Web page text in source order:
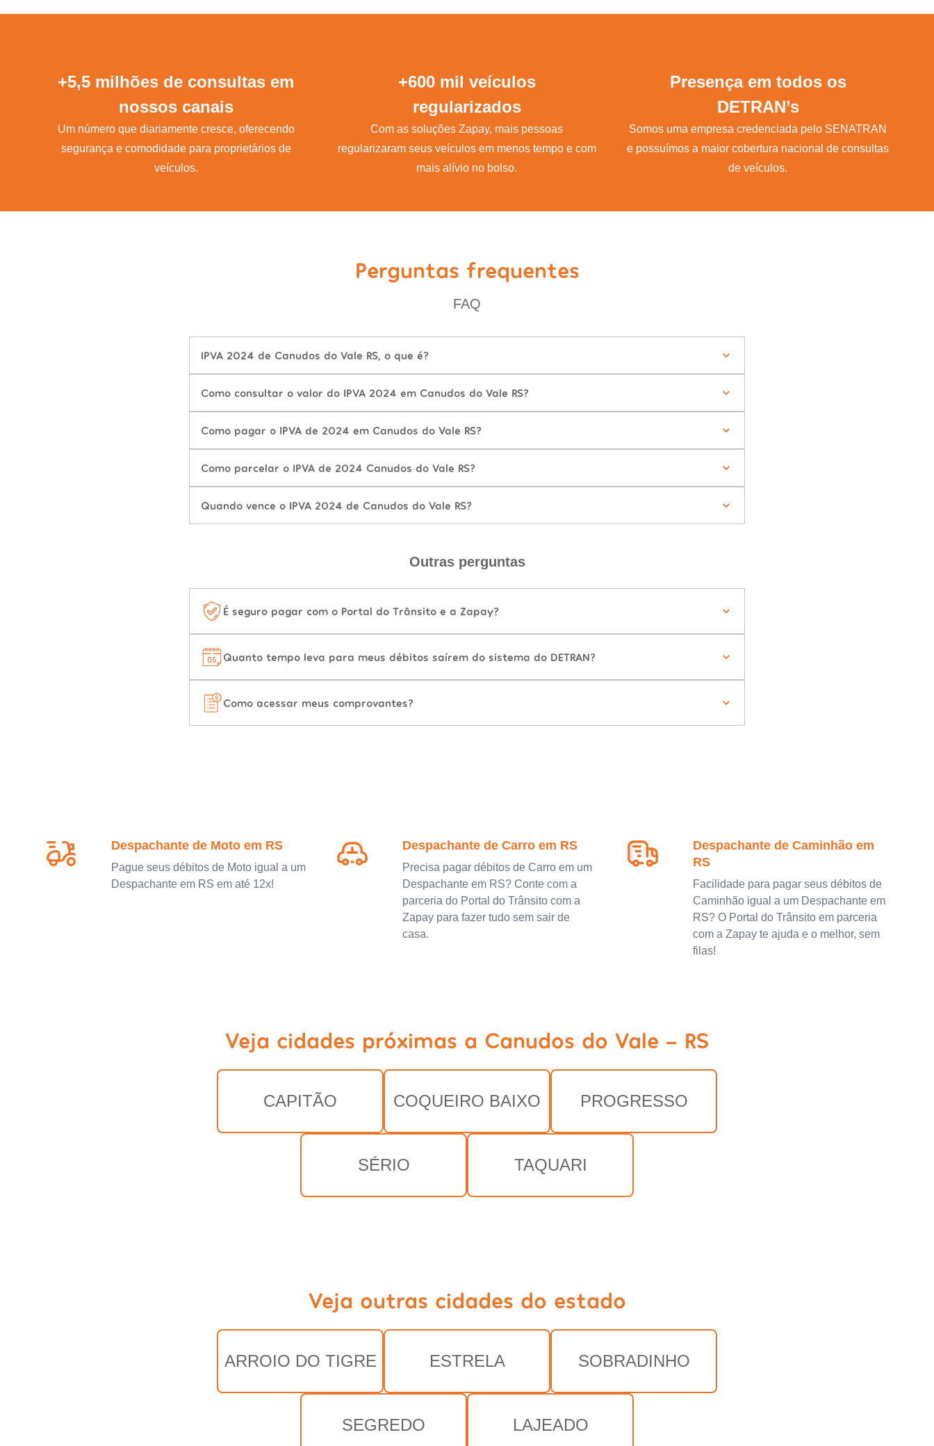
+5,5 milhões de consultas em
nossos canais
Um número que diariamente cresce, oferecendo
segurança e comodidade para proprietários de
veículos.
+600 mil veículos
regularizados
Com as soluções Zapay, mais pessoas
regularizaram seus veículos em menos tempo e com
mais alívio no bolso.
Presença em todos os
DETRAN’s
Somos uma empresa credenciada pelo SENATRAN
e possuímos a maior cobertura nacional de consultas
de veículos.
Perguntas frequentes
FAQ
IPVA 2024 de Canudos do Vale RS, o que é?
Como consultar o valor do IPVA 2024 em Canudos do Vale RS?
Como pagar o IPVA de 2024 em Canudos do Vale RS?
Como parcelar o IPVA de 2024 Canudos do Vale RS?
Quando vence o IPVA 2024 de Canudos do Vale RS?
Outras perguntas
É seguro pagar com o Portal do Trânsito e a Zapay?
Quanto tempo leva para meus débitos saírem do sistema do DETRAN?
Como acessar meus comprovantes?
Despachante de Moto em RS
Pague seus débitos de Moto igual a um
Despachante em RS em até 12x!
Despachante de Carro em RS
Precisa pagar débitos de Carro em um
Despachante em RS? Conte com a
parceria do Portal do Trânsito com a
Zapay para fazer tudo sem sair de
casa.
Despachante de Caminhão em
RS
Facilidade para pagar seus débitos de
Caminhão igual a um Despachante em
RS? O Portal do Trânsito em parceria
com a Zapay te ajuda e o melhor, sem
filas!
Veja cidades próximas a Canudos do Vale - RS
CAPITÃO COQUEIRO BAIXO PROGRESSO
SÉRIO TAQUARI
Veja outras cidades do estado
ARROIO DO TIGRE ESTRELA SOBRADINHO
SEGREDO LAJEADO